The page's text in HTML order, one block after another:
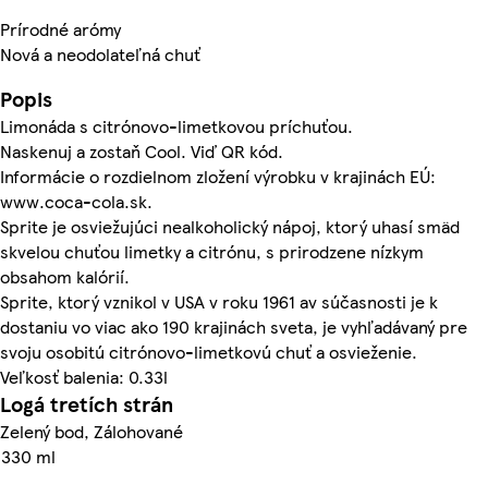
Prírodné arómy
Nová a neodolateľná chuť
Popis
Limonáda s citrónovo-limetkovou príchuťou.
Naskenuj a zostaň Cool. Viď QR kód.
Informácie o rozdielnom zložení výrobku v krajinách EÚ:
www.coca-cola.sk.
Sprite je osviežujúci nealkoholický nápoj, ktorý uhasí smäd
skvelou chuťou limetky a citrónu, s prirodzene nízkym
obsahom kalórií.
Sprite, ktorý vznikol v USA v roku 1961 av súčasnosti je k
dostaniu vo viac ako 190 krajinách sveta, je vyhľadávaný pre
svoju osobitú citrónovo-limetkovú chuť a osvieženie.
Veľkosť balenia: 0.33l
Logá tretích strán
Zelený bod, Zálohované
330 ml